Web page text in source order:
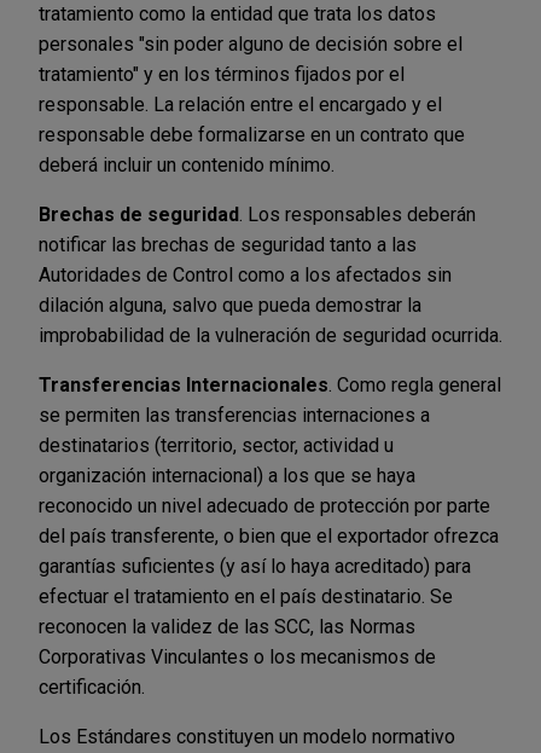
tratamiento como la entidad que trata los datos
personales "sin poder alguno de decisión sobre el
tratamiento" y en los términos fijados por el
responsable. La relación entre el encargado y el
responsable debe formalizarse en un contrato que
deberá incluir un contenido mínimo.
Brechas de seguridad . Los responsables deberán
notificar las brechas de seguridad tanto a las
Autoridades de Control como a los afectados sin
dilación alguna, salvo que pueda demostrar la
improbabilidad de la vulneración de seguridad ocurrida.
Transferencias Internacionales . Como regla general
se permiten las transferencias internaciones a
destinatarios (territorio, sector, actividad u
organización internacional) a los que se haya
reconocido un nivel adecuado de protección por parte
del país transferente, o bien que el exportador ofrezca
garantías suficientes (y así lo haya acreditado) para
efectuar el tratamiento en el país destinatario. Se
reconocen la validez de las SCC, las Normas
Corporativas Vinculantes o los mecanismos de
certificación.
Los Estándares constituyen un modelo normativo